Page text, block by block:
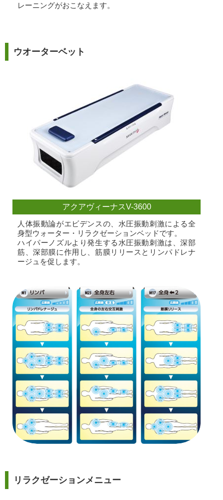
レーニングがおこなえます。
ウオーターベット
アクアヴィーナスV-3600
人体振動論がエビデンスの、水圧振動刺激による全
身型ウォーター・リラクゼーションベッドです。
ハイパーノズルより発生する水圧振動刺激は、深部
筋、深部膜に作用し、筋膜リリースとリンパドレナ
ージュを促します。
リラクゼーションメニュー